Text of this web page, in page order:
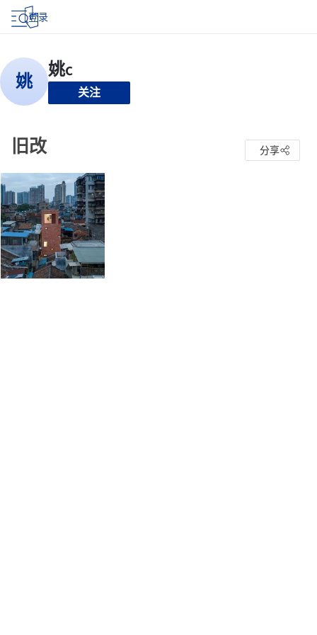
登录
关注
旧改 分享